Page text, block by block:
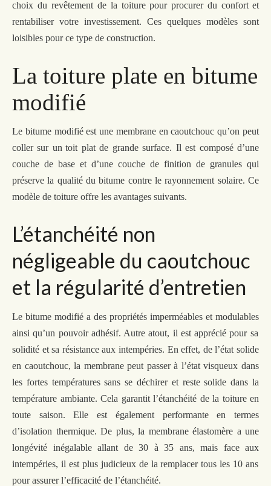
choix du revêtement de la toiturepourprocurer du confort et
rentabiliser votre investissement. Ces quelques modèles sont
loisibles pour ce type de construction.
La toiture plate en bitume
modifié
Le bitume modifié est une membrane en caoutchouc qu’on peut
coller sur un toit plat de grande surface. Il est composé d’une
couche de base et d’une couche de finition de granules qui
préserve la qualité du bitume contre le rayonnement solaire. Ce
modèle de toiture offre les avantages suivants.
L’étanchéité non
négligeable du caoutchouc
et la régularité d’entretien
Le bitume modifié a des propriétés imperméables et modulables
ainsi qu’un pouvoir adhésif. Autre atout, il est apprécié pour sa
solidité et sa résistance aux intempéries. En effet, de l’état solide
en caoutchouc, la membrane peut passer à l’état visqueux dans
les fortes températures sans se déchirer et reste solide dans la
température ambiante. Cela garantit l’étanchéité de la toiture en
toute saison. Elle est également performante en termes
d’isolation thermique. De plus, la membrane élastomère a une
longévité inégalable allant de 30 à 35 ans, mais face aux
intempéries, il est plus judicieux de la remplacer tous les 10 ans
pour assurer l’efficacité de l’étanchéité.